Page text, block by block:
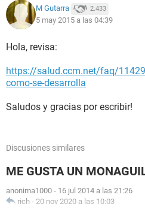
M Gutarra 2.433
5 may 2015 a las 04:39
Hola, revisa:
https://salud.ccm.net/faq/
como-se-desarrolla
Saludos y gracias por escribir!
Discusiones similares
ME GUSTA UN
anonima1000 - 16 jul 2014 a las 21:26
rich - 20 nov 2020 a las 10:03